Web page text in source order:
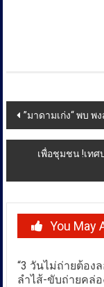
Post
navigation
”มาดามเก่ง“ พบ พง
เพื่อชุมชน !เท
You May
“3 วันไม่ถ่ายต้อง
ลำไส้-ขับถ่ายคล่